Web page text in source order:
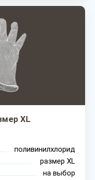
XL
поливинилхлорид
размер XL
на выбор